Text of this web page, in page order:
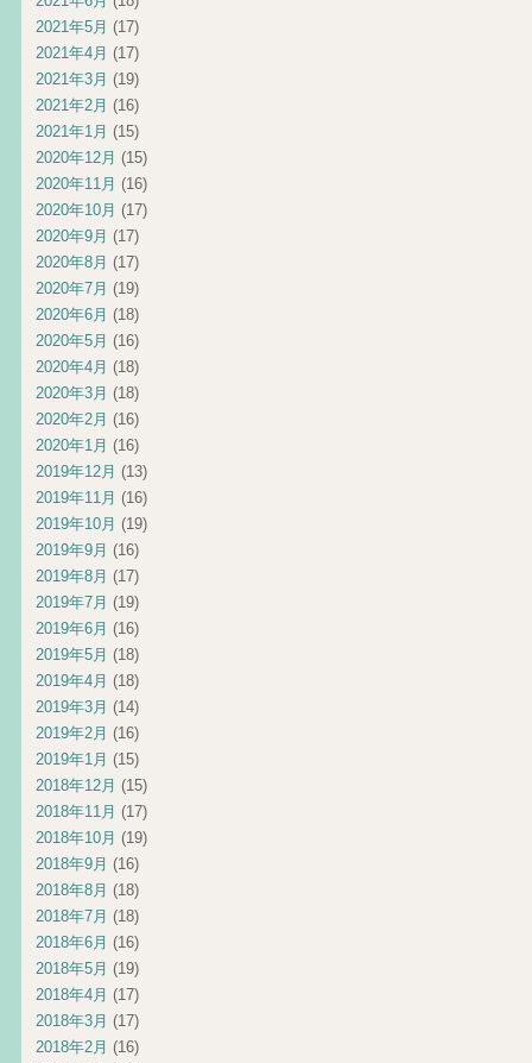
2021年5月 (17)
2021年4月 (17)
2021年3月 (19)
2021年2月 (16)
2021年1月 (15)
2020年12月 (15)
2020年11月 (16)
2020年10月 (17)
2020年9月 (17)
2020年8月 (17)
2020年7月 (19)
2020年6月 (18)
2020年5月 (16)
2020年4月 (18)
2020年3月 (18)
2020年2月 (16)
2020年1月 (16)
2019年12月 (13)
2019年11月 (16)
2019年10月 (19)
2019年9月 (16)
2019年8月 (17)
2019年7月 (19)
2019年6月 (16)
2019年5月 (18)
2019年4月 (18)
2019年3月 (14)
2019年2月 (16)
2019年1月 (15)
2018年12月 (15)
2018年11月 (17)
2018年10月 (19)
2018年9月 (16)
2018年8月 (18)
2018年7月 (18)
2018年6月 (16)
2018年5月 (19)
2018年4月 (17)
2018年3月 (17)
2018年2月 (16)